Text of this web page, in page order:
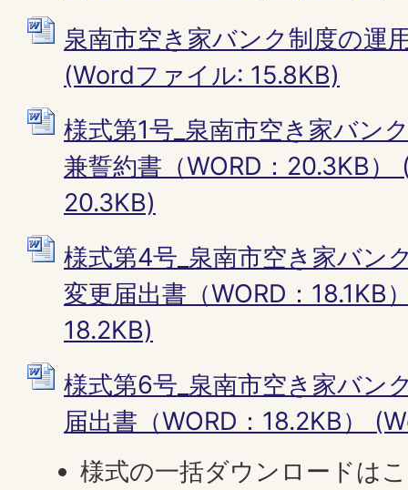
泉南市空き家バンク制度の運
(Wordファイル: 15.8KB)
様式第1号_泉南市空き家バン
兼誓約書（WORD：20.3KB
20.3KB)
様式第4号_泉南市空き家バン
変更届出書（WORD：18.1KB
18.2KB)
様式第6号_泉南市空き家バン
届出書（WORD：18.2KB）
様式の一括ダウンロードは